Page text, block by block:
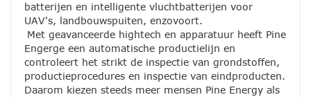
batterijen en intelligente vluchtbatterijen voor
UAV's, landbouwspuiten, enzovoort.
Met geavanceerde hightech en apparatuur heeft Pine
Engerge een automatische productielijn en
controleert het strikt de inspectie van grondstoffen,
productieprocedures en inspectie van eindproducten.
Daarom kiezen steeds meer mensen Pine Energy als